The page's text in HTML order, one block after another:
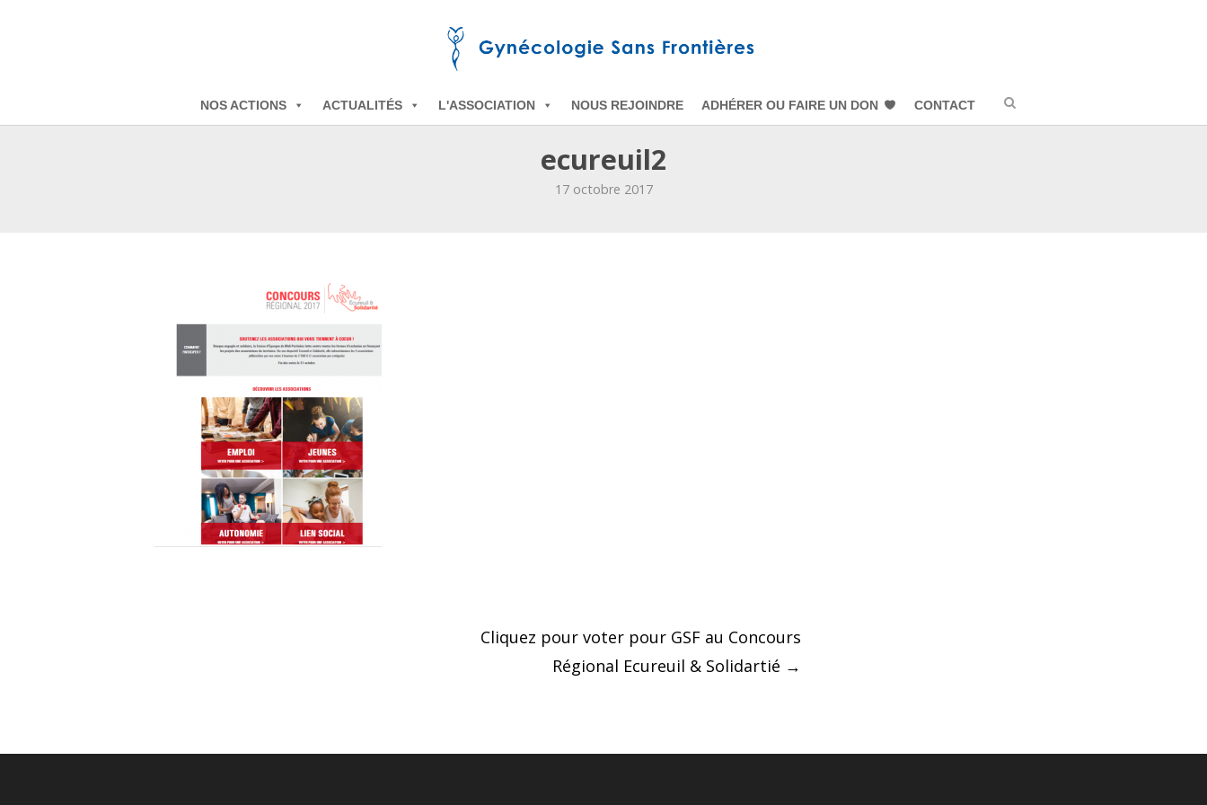
L'ASSOCIATION
NOS ACTIONS ACTUALITÉS NOUS REJOINDRE ADHÉRER OU FAIRE UN DON CONTACT
ecureuil2
17 octobre 2017
Cliquez pour voter pour GSF au Concours
Régional Ecureuil & Solidartié →